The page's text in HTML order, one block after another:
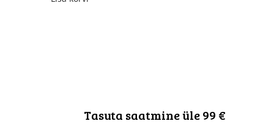
Tasuta saatmine üle 99 €